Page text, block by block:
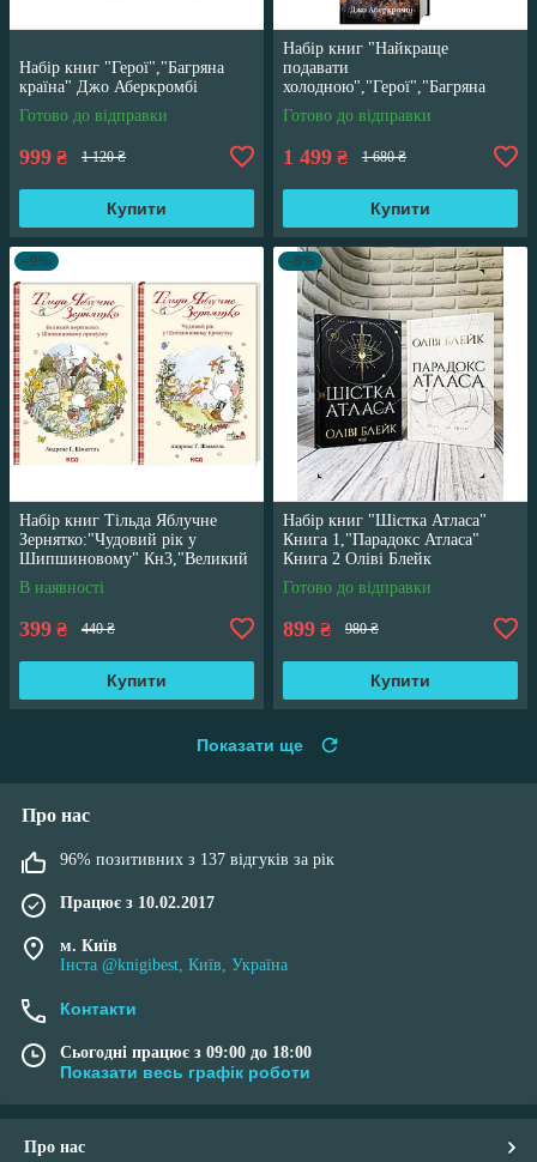
Набір книг "Герої","Багряна
країна" Джо Аберкромбі
Готово до відправки
999 ₴ 1 120 ₴
Купити
Набір книг "Найкраще
подавати
холодною","Герої","Багряна
країна" Джо Аберкромбі
Готово до відправки
1 499 ₴ 1 680 ₴
Купити
–9%
Набір книг Тільда Яблучне
Зернятко:"Чудовий рік у
Шипшиновому" Кн3,"Великий
переполох" Кн 4
В наявності
399 ₴ 440 ₴
Купити
–8%
Набір книг "Шістка Атласа"
Книга 1,"Парадокс Атласа"
Книга 2 Оліві Блейк
Готово до відправки
899 ₴ 980 ₴
Купити
Показати ще
Про нас
96% позитивних з 137 відгуків за рік
Працює з 10.02.2017
м. Київ
Інста @knigibest, Київ, Україна
Контакти
Сьогодні працює з 09:00 до 18:00
Показати весь графік роботи
Про нас